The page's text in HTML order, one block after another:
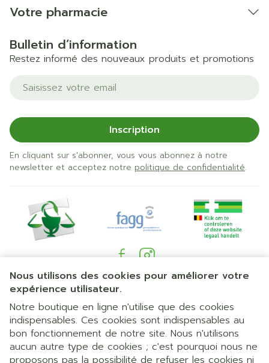
Nous utilisons des cookies pour améliorer votre
expérience utilisateur.
Notre boutique en ligne n'utilise que des cookies
indispensables. Ces cookies sont indispensables au
bon fonctionnement de notre site. Nous n'utilisons
aucun autre type de cookies ; c'est pourquoi nous ne
proposons pas la possibilité de refuser les cookies ni
Paquet
Stuk
Préservation
25°C)
Votre pharmacie
Bulletin d’information
Restez informé des nouveaux produits et promotions
Adresse mail
Inscription
En cliquant sur s'abonner, vous vous abonnez à notre
newsletter et acceptez notre politique de confidentialité.
Liens légaux